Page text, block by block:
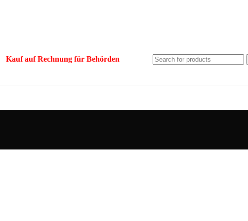
Kauf auf Rechnung für Behörden